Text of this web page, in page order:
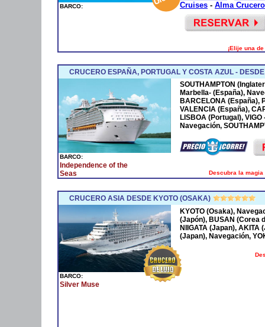
BARCO:
Cruises - Alma
¡Elije una
CRUCERO ESPAÑA, PORTUGAL Y COSTA AZUL -
BARCO:
Independence of the
Seas
SOUTHAMPTON
Marbella- (España),
BARCELONA (España),
VALENCIA (España),
LISBOA (Portugal),
Navegación,
Descubra la
CRUCERO ASIA DESDE KYOTO (OSAKA)
BARCO:
Silver Muse
KYOTO (Osaka),
(Japón), BUSAN (Corea
NIIGATA (Japan), AKITA
(Japan), Navegación,